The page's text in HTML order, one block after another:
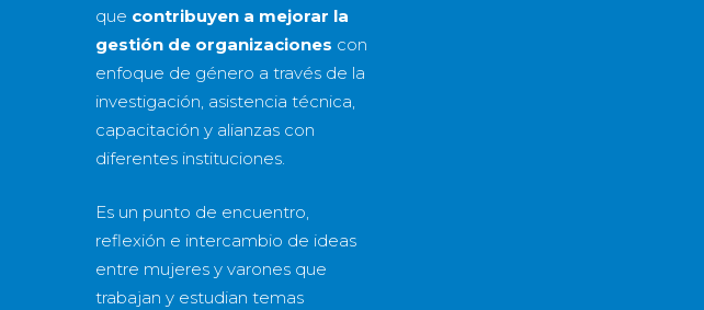
que contribuyen a mejorar la
gestión de organizaciones con
enfoque de género a través de la
investigación, asistencia técnica,
capacitación y alianzas con
diferentes instituciones.
Es un punto de encuentro,
reflexión e intercambio de ideas
entre mujeres y varones que
trabajan y estudian temas